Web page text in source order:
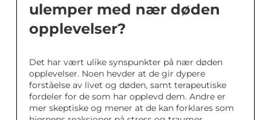
ulemper med nær døden
opplevelser?
Det har vært ulike synspunkter på nær døden
opplevelser. Noen hevder at de gir dypere
forståelse av livet og døden, samt terapeutiske
fordeler for de som har opplevd dem. Andre er
mer skeptiske og mener at de kan forklares som